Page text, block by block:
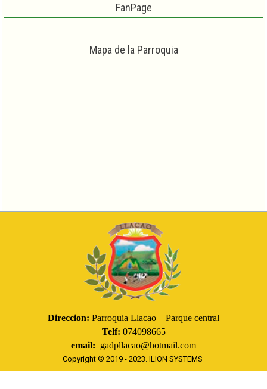
FanPage
Mapa de la Parroquia
Direccion: Parroquia Llacao – Parque central
Telf: 074098665
email: gadpllacao@hotmail.com
Copyright © 2019 - 2023. ILION SYSTEMS